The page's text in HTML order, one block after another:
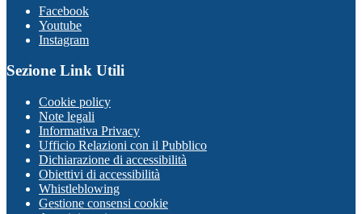
Facebook
Youtube
Instagram
Sezione Link Utili
Cookie policy
Note legali
Informativa Privacy
Ufficio Relazioni con il Pubblico
Dichiarazione di accessibilità
Obiettivi di accessibilità
Whistleblowing
Gestione consensi cookie